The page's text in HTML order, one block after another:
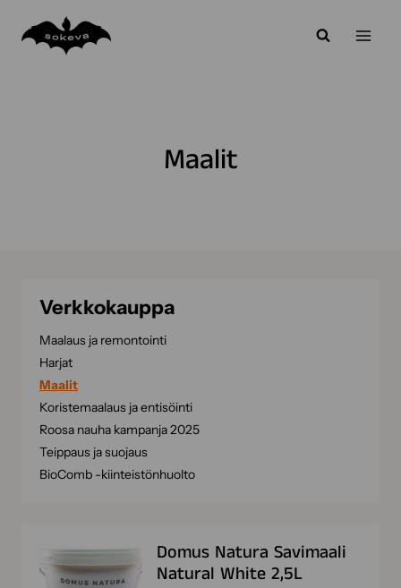
sisältöön
Maalit
Verkkokauppa
Maalaus ja remontointi
Harjat
Maalit
Koristemaalaus ja entisöinti
Roosa nauha kampanja 2025
Teippaus ja suojaus
BioComb -kiinteistönhuolto
Domus Natura Savimaali
Natural White 2,5L